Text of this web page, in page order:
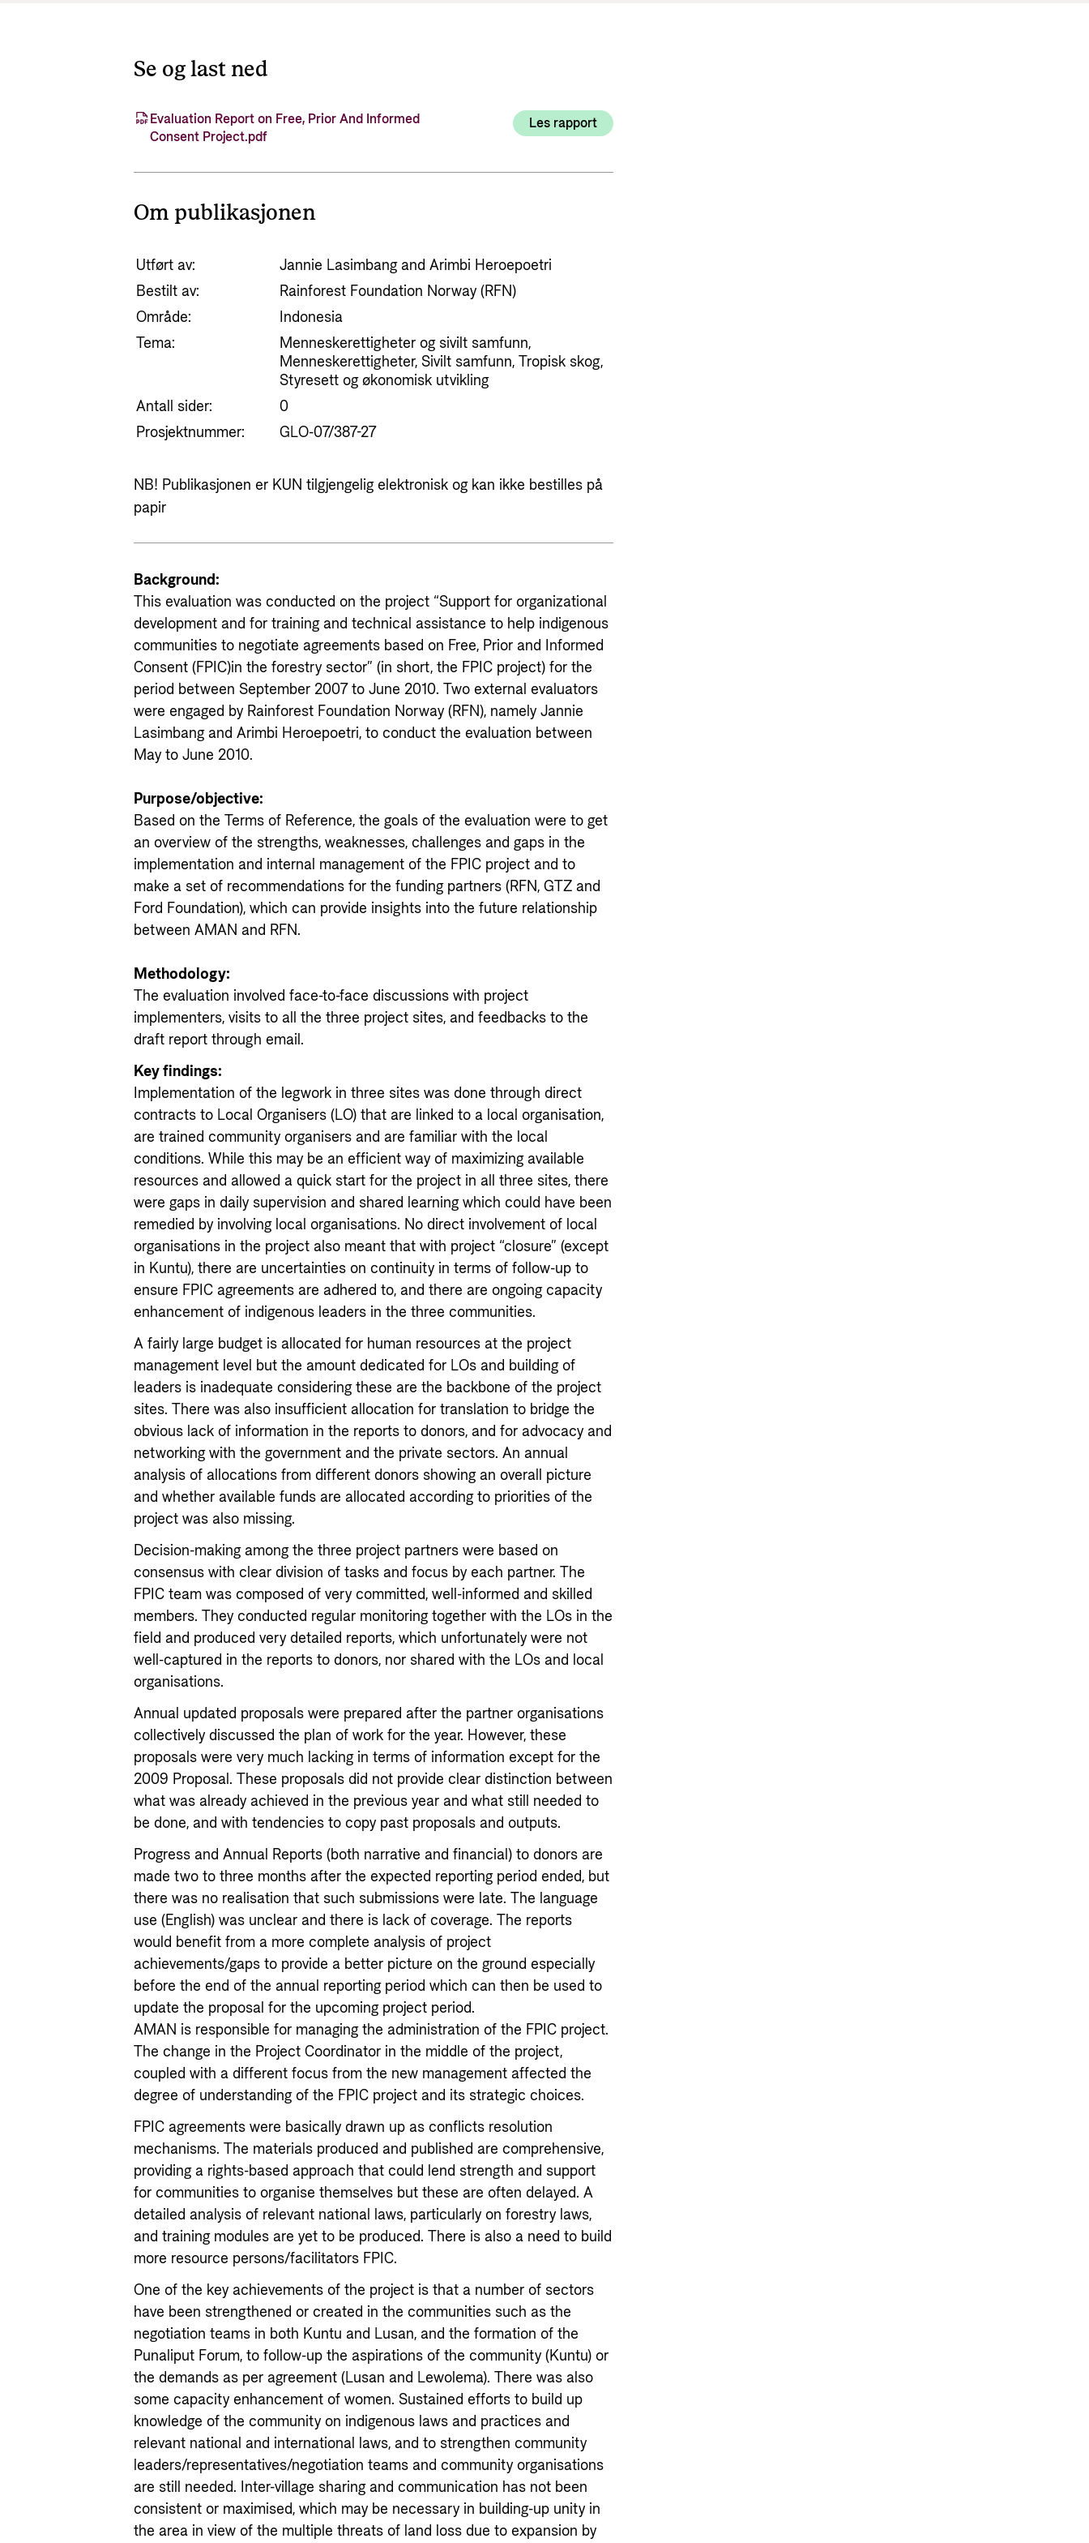
Se og last ned
Evaluation Report on Free, Prior And Informed
Consent Project.pdf
Les rapport
Om publikasjonen
Utført av:
Jannie Lasimbang and Arimbi Heroepoetri
Bestilt av:
Rainforest Foundation Norway (RFN)
Område:
Indonesia
Tema:
Menneskerettigheter og sivilt samfunn,
Menneskerettigheter, Sivilt samfunn, Tropisk skog,
Styresett og økonomisk utvikling
Antall sider:
0
Prosjektnummer:
GLO-07/387-27
NB! Publikasjonen er KUN tilgjengelig elektronisk og kan ikke bestilles på
papir
Background:
This evaluation was conducted on the project “Support for organizational
development and for training and technical assistance to help indigenous
communities to negotiate agreements based on Free, Prior and Informed
Consent (FPIC)in the forestry sector” (in short, the FPIC project) for the
period between September 2007 to June 2010. Two external evaluators
were engaged by Rainforest Foundation Norway (RFN), namely Jannie
Lasimbang and Arimbi Heroepoetri, to conduct the evaluation between
May to June 2010.
Purpose/objective:
Based on the Terms of Reference, the goals of the evaluation were to get
an overview of the strengths, weaknesses, challenges and gaps in the
implementation and internal management of the FPIC project and to
make a set of recommendations for the funding partners (RFN, GTZ and
Ford Foundation), which can provide insights into the future relationship
between AMAN and RFN.
Methodology:
The evaluation involved face-to-face discussions with project
implementers, visits to all the three project sites, and feedbacks to the
draft report through email.
Key findings:
Implementation of the legwork in three sites was done through direct
contracts to Local Organisers (LO) that are linked to a local organisation,
are trained community organisers and are familiar with the local
conditions. While this may be an efficient way of maximizing available
resources and allowed a quick start for the project in all three sites, there
were gaps in daily supervision and shared learning which could have been
remedied by involving local organisations. No direct involvement of local
organisations in the project also meant that with project “closure” (except
in Kuntu), there are uncertainties on continuity in terms of follow-up to
ensure FPIC agreements are adhered to, and there are ongoing capacity
enhancement of indigenous leaders in the three communities.
A fairly large budget is allocated for human resources at the project
management level but the amount dedicated for LOs and building of
leaders is inadequate considering these are the backbone of the project
sites. There was also insufficient allocation for translation to bridge the
obvious lack of information in the reports to donors, and for advocacy and
networking with the government and the private sectors. An annual
analysis of allocations from different donors showing an overall picture
and whether available funds are allocated according to priorities of the
project was also missing.
Decision-making among the three project partners were based on
consensus with clear division of tasks and focus by each partner. The
FPIC team was composed of very committed, well-informed and skilled
members. They conducted regular monitoring together with the LOs in the
field and produced very detailed reports, which unfortunately were not
well-captured in the reports to donors, nor shared with the LOs and local
organisations.
Annual updated proposals were prepared after the partner organisations
collectively discussed the plan of work for the year. However, these
proposals were very much lacking in terms of information except for the
2009 Proposal. These proposals did not provide clear distinction between
what was already achieved in the previous year and what still needed to
be done, and with tendencies to copy past proposals and outputs.
Progress and Annual Reports (both narrative and financial) to donors are
made two to three months after the expected reporting period ended, but
there was no realisation that such submissions were late. The language
use (English) was unclear and there is lack of coverage. The reports
would benefit from a more complete analysis of project
achievements/gaps to provide a better picture on the ground especially
before the end of the annual reporting period which can then be used to
update the proposal for the upcoming project period.
AMAN is responsible for managing the administration of the FPIC project.
The change in the Project Coordinator in the middle of the project,
coupled with a different focus from the new management affected the
degree of understanding of the FPIC project and its strategic choices.
FPIC agreements were basically drawn up as conflicts resolution
mechanisms. The materials produced and published are comprehensive,
providing a rights-based approach that could lend strength and support
for communities to organise themselves but these are often delayed. A
detailed analysis of relevant national laws, particularly on forestry laws,
and training modules are yet to be produced. There is also a need to build
more resource persons/facilitators FPIC.
One of the key achievements of the project is that a number of sectors
have been strengthened or created in the communities such as the
negotiation teams in both Kuntu and Lusan, and the formation of the
Punaliput Forum, to follow-up the aspirations of the community (Kuntu) or
the demands as per agreement (Lusan and Lewolema). There was also
some capacity enhancement of women. Sustained efforts to build up
knowledge of the community on indigenous laws and practices and
relevant national and international laws, and to strengthen community
leaders/representatives/negotiation teams and community organisations
are still needed. Inter-village sharing and communication has not been
consistent or maximised, which may be necessary in building-up unity in
the area in view of the multiple threats of land loss due to expansion by